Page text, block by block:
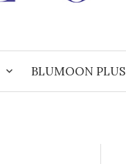
BLUMOON PLUS